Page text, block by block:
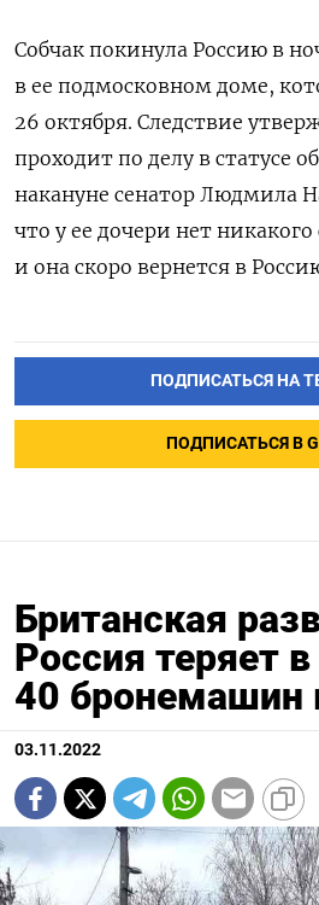
Собчак покинула Россию в
в ее подмосковном доме,
26 октября. Следствие
проходит по делу в статусе
накануне сенатор Людмила
что у ее дочери нет никакого
и она скоро вернется в
ПОДПИСАТЬСЯ НА
ПОДПИСАТЬСЯ В
Британская
Россия теряет
40 бронемашин
03.11.2022